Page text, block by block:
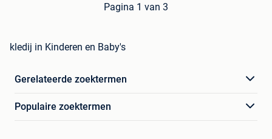
Pagina 1 van 3
kledij in Kinderen en Baby's
Gerelateerde zoektermen
Populaire zoektermen